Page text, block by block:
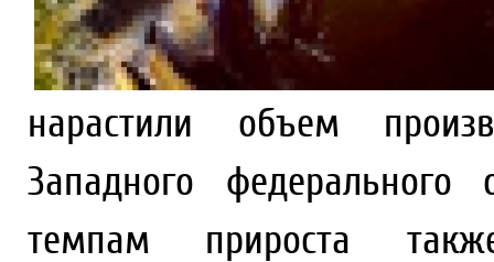
нарастили объем
Западного
темпам прироста